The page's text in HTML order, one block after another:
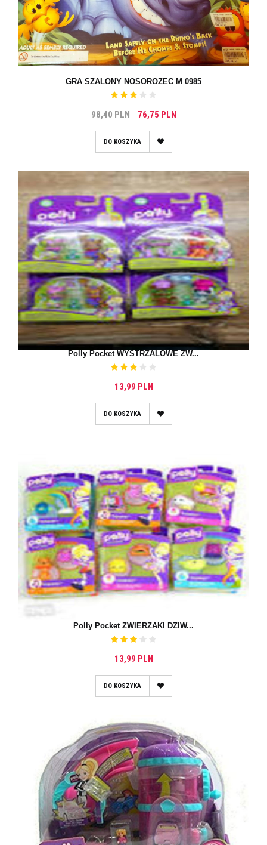
GRA SZALONY NOSOROZEC M 0985
98,40 PLN 76,75 PLN
DO KOSZYKA
Polly Pocket WYSTRZALOWE ZW...
13,99 PLN
DO KOSZYKA
Polly Pocket ZWIERZAKI DZIW...
13,99 PLN
DO KOSZYKA